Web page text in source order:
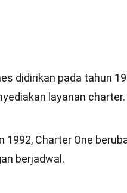
didirikan pada tahun
layanan charter.
1992, Charter One
berjadwal.